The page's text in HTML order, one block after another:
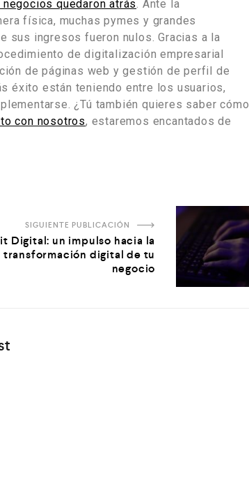
negocios quedaron atrás . Ante la
física, muchas pymes y grandes
sus ingresos fueron nulos. Gracias a la
de digitalización empresarial
de páginas web y gestión de perfil de
éxito están teniendo entre los usuarios,
¿Tú también quieres saber cómo
con nosotros, estaremos encantados de
SIGUIENTE PUBLICACIÓN
Digital: un impulso hacia la
transformación digital de tu
negocio